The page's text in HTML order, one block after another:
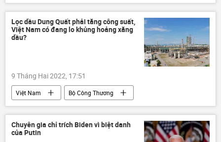
Báo chí thế giới
Thế giới
Lọc dầu Dung Quất phải tăng công suất,
Việt Nam có đang lo khủng hoảng xăng
dầu?
9 Tháng Hai 2022, 17:51
Việt Nam
Bộ Công Thương
Kinh doanh
Kinh tế
xăng
dầu mỏ
Dung Quất
PVN
Petrolimex
Chuyên gia chỉ trích Biden vì biệt danh
của Putin